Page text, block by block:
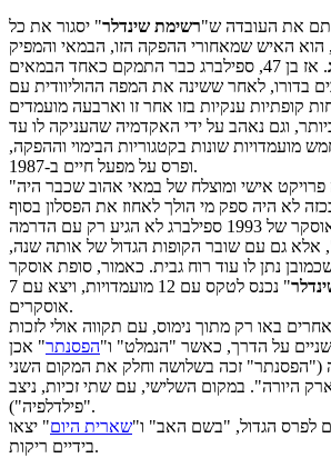
את העובדה ש"רשימת שינדלר" יסגור את כל
. אז בן 47, ספילברג כבר התמקם כאחד הבמאים
בדורו, לאחר ששינה את המפה ההוליוודית עם
קופתיות ענקיות בזו אחר זו וארבעה מועמדים
וגם נאהב על ידי האקדמיה שהעניקה לו עד
מועמדויות שונות בקטגוריות הבימוי וההפקה,
ופרס על מפעל חיים ב-1987.
"פרויקט אישי ומוצלח של במאי אהוב שכבר היה
לא היה ספק מי הולך לאחוז את הפסלון בסוף
הטקס. יותר מזה, לאוסקר של 1993 ספילברג לא הגיע רק עם הדרמה
אלא גם עם שובר הקופות הגדול של אותה שנה,
נתן לו עוד רוח גבית. כאמור, סופת אוסקר
" נכנס לטקס עם 12 מועמדויות, ויצא עם 7
אוסקרים.
באו רק מתוך נימוס, עם תקווה אולי לזכות
על הדרך, כאשר "הנמלט" ו"הפסנתר" אכן
("הפסנתר" זכה בשלושה וחלק את המקום השני
היורה". במקום השלישי, עם שתי זכיות, ניצב
"פילדלפיה").
לפרס הגדול, "בשם האב" ו"שארית היום" יצאו
בידיים ריקות.